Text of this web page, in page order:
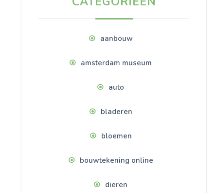
aanbouw
amsterdam museum
auto
bladeren
bloemen
bouwtekening online
dieren